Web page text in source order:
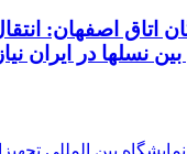
اتاق اصفهان:
نسلها در ایران